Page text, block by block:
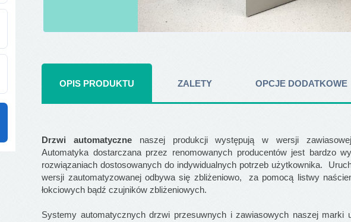
OPIS PRODUKTU ZALETY OPCJE DODATKOWE
Drzwi automatyczne naszej produkcji występują w wersji
Automatyka dostarczana przez renomowanych producentów jest bardzo
rozwiązaniach dostosowanych do indywidualnych potrzeb użytkownika.
wersji zautomatyzowanej odbywa się zbliżeniowo, za pomocą listwy
łokciowych bądź czujników zbliżeniowych.
Systemy automatycznych drzwi przesuwnych i zawiasowych naszej marki